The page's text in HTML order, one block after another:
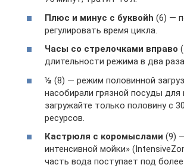
Плюс и минус с буквойh (6) —
регулировать время цикла.
Часы со стрелочками вправо
длительности режима в два
½ (8) — режим половинной
насобирали грязной посуды для
загружайте только половину с
ресурсов.
Кастрюля с коромыслами (9)
интенсивной мойки»
часть вода поступает под